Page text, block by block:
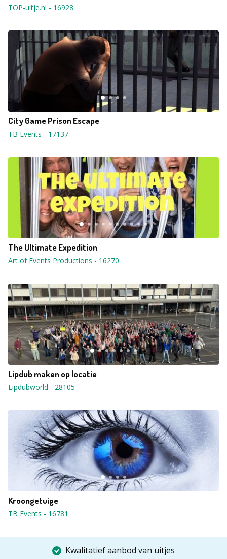
TOP-uitje.nl - 16928
City Game Prison Escape
TB Events - 17137
The Ultimate Expedition
Art of Events Productions - 16270
Lipdub maken op locatie
Lipdubworld - 28105
Kroongetuige
TB Events - 16781
Kwalitatief aanbod van uitjes